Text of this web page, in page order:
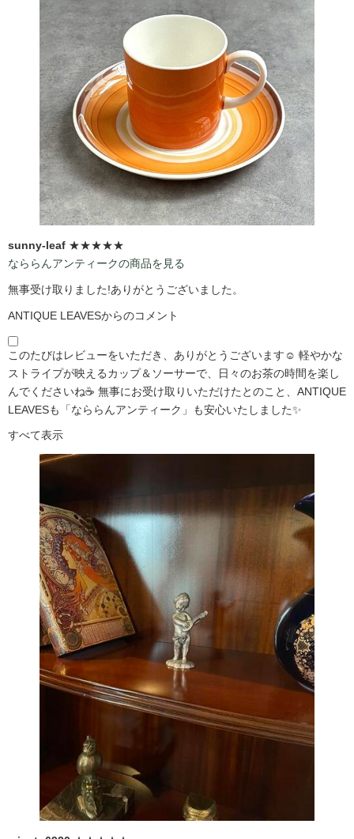
sunny-leaf ★★★★★
なららんアンティークの商品を見る
無事受け取りました!ありがとうございました。
ANTIQUE LEAVESからのコメント
このたびはレビューをいただき、ありがとうございます☺️ 軽やかな
ストライプが映えるカップ＆ソーサーで、日々のお茶の時間を楽し
んでくださいね☕ 無事にお受け取りいただけたとのこと、ANTIQUE
LEAVESも「なららんアンティーク」も安心いたしました✨
すべて表示